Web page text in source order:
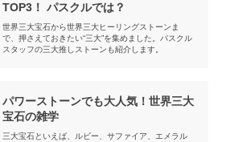
TOP3！ パスクルでは？
世界三大宝石から世界三大ヒーリングストーンま
で、押さえておきたい“三大”を集めました。パスクル
スタッフの三大推しストーンも紹介します。
パワーストーンでも大人気！世界三大
宝石の雑学
三大宝石といえば、ルビー、サファイア、エメラル